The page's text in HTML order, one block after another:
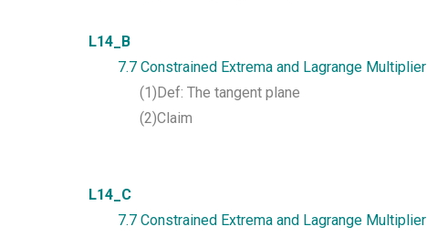
L14_B
7.7 Constrained Extrema and Lagrange Multiplier
(1)Def: The tangent plane
(2)Claim
L14_C
7.7 Constrained Extrema and Lagrange Multiplier